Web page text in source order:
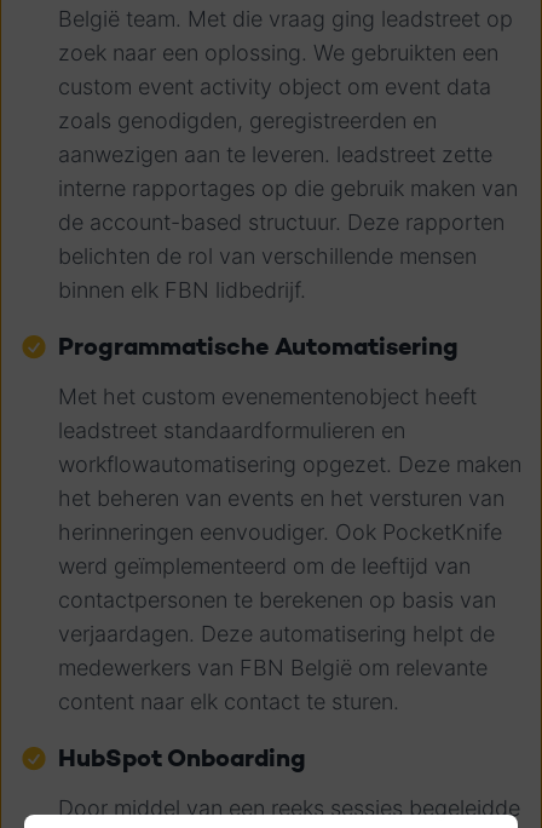
België team. Met die vraag ging leadstreet op
zoek naar een oplossing. We gebruikten een
custom event activity object om event data
zoals genodigden, geregistreerden en
aanwezigen aan te leveren. leadstreet zette
interne rapportages op die gebruik maken van
de account-based structuur. Deze rapporten
belichten de rol van verschillende mensen
binnen elk FBN lidbedrijf.
Programmatische Automatisering
Met het custom evenementenobject heeft
leadstreet standaardformulieren en
workflowautomatisering opgezet. Deze maken
het beheren van events en het versturen van
herinneringen eenvoudiger. Ook PocketKnife
werd geïmplementeerd om de leeftijd van
contactpersonen te berekenen op basis van
verjaardagen. Deze automatisering helpt de
medewerkers van FBN België om relevante
content naar elk contact te sturen.
HubSpot Onboarding
Door middel van een reeks sessies begeleidde